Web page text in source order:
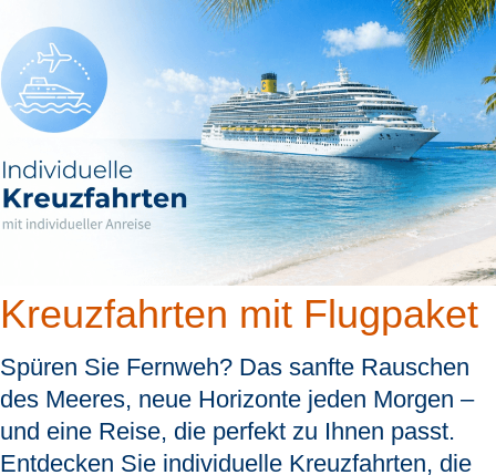
Kreuzfahrten mit Flugpaket
Spüren Sie Fernweh? Das sanfte Rauschen
des Meeres, neue Horizonte jeden Morgen –
und eine Reise, die perfekt zu Ihnen passt.
Entdecken Sie individuelle Kreuzfahrten, die